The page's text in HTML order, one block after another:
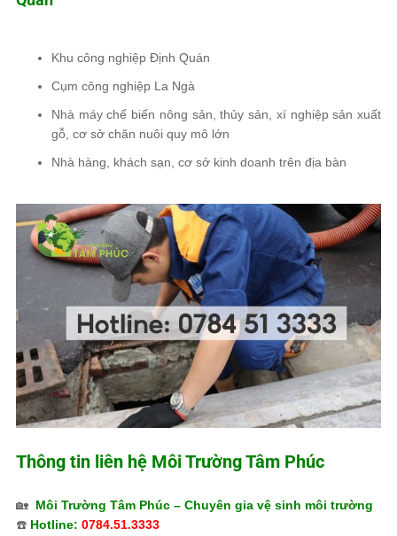
Khu công nghiệp Định Quán
Cụm công nghiệp La Ngà
Nhà máy chế biến nông sản, thủy sản, xí nghiệp sản xuất
gỗ, cơ sở chăn nuôi quy mô lớn
Nhà hàng, khách sạn, cơ sở kinh doanh trên địa bàn
Thông tin liên hệ Môi Trường Tâm Phúc
🏡 Môi Trường Tâm Phúc – Chuyên gia vệ sinh môi trường
☎️ Hotline: 0784.51.3333